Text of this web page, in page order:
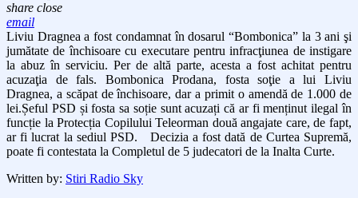
share close
email
Liviu Dragnea a fost condamnat în dosarul “Bombonica” la 3 ani şi
jumătate de închisoare cu executare pentru infracţiunea de instigare
la abuz în serviciu. Per de altă parte, acesta a fost achitat pentru
acuzaţia de fals. Bombonica Prodana, fosta soţie a lui Liviu
Dragnea, a scăpat de închisoare, dar a primit o amendă de 1.000 de
lei.Șeful PSD și fosta sa soție sunt acuzați că ar fi menținut ilegal în
funcție la Protecția Copilului Teleorman două angajate care, de fapt,
ar fi lucrat la sediul PSD.
Decizia a fost dată de Curtea Supremă,
poate fi contestata la Completul de 5 judecatori de la Inalta Curte.
Written by: Stiri Radio Sky